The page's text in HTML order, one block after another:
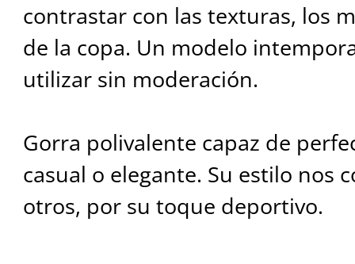
contrastar con las texturas, los
de la copa. Un modelo
utilizar sin moderación.
Gorra polivalente capaz de
casual o elegante. Su estilo nos
otros, por su toque deportivo.